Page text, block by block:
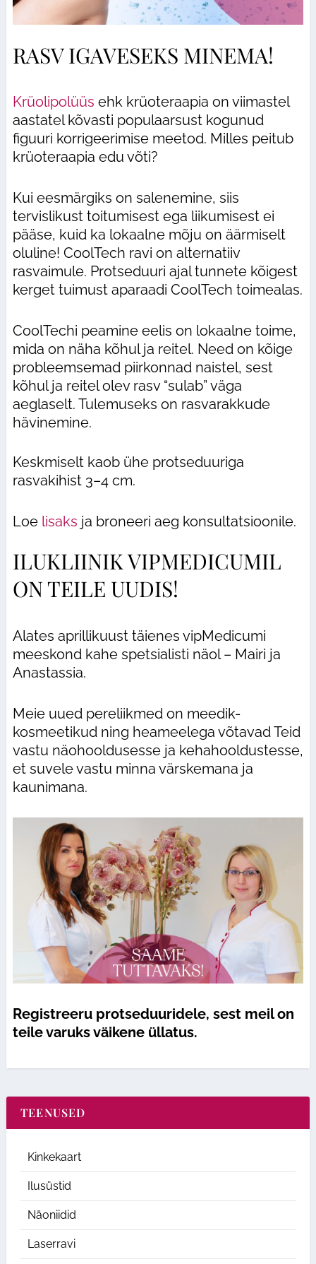
RASV IGAVESEKS MINEMA!
Krüolipolüüs ehk krüoteraapia on viimastel
aastatel kõvasti populaarsust kogunud
figuuri korrigeerimise meetod. Milles peitub
krüoteraapia edu võti?
Kui eesmärgiks on salenemine, siis
tervislikust toitumisest ega liikumisest ei
pääse, kuid ka lokaalne mõju on äärmiselt
oluline! CoolTech ravi on alternatiiv
rasvaimule. Protseduuri ajal tunnete kõigest
kerget tuimust aparaadi CoolTech toimealas.
CoolTechi peamine eelis on lokaalne toime,
mida on näha kõhul ja reitel. Need on kõige
probleemsemad piirkonnad naistel, sest
kõhul ja reitel olev rasv “sulab” väga
aeglaselt. Tulemuseks on rasvarakkude
hävinemine.
Keskmiselt kaob ühe protseduuriga
rasvakihist 3–4 cm.
Loe lisaks ja broneeri aeg konsultatsioonile.
ILUKLIINIK VIPMEDICUMIL
ON TEILE UUDIS!
Alates aprillikuust täienes vipMedicumi
meeskond kahe spetsialisti näol – Mairi ja
Anastassia.
Meie uued pereliikmed on meedik-
kosmeetikud ning heameelega võtavad Teid
vastu näohooldusesse ja kehahooldustesse,
et suvele vastu minna värskemana ja
kaunimana.
Registreeru protseduuridele, sest meil on
teile varuks väikene üllatus.
TEENUSED
Kinkekaart
Ilusüstid
Näoniidid
Laserravi